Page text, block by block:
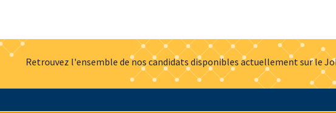
Retrouvez l'ensemble de nos candidats disponibles actuellement sur le